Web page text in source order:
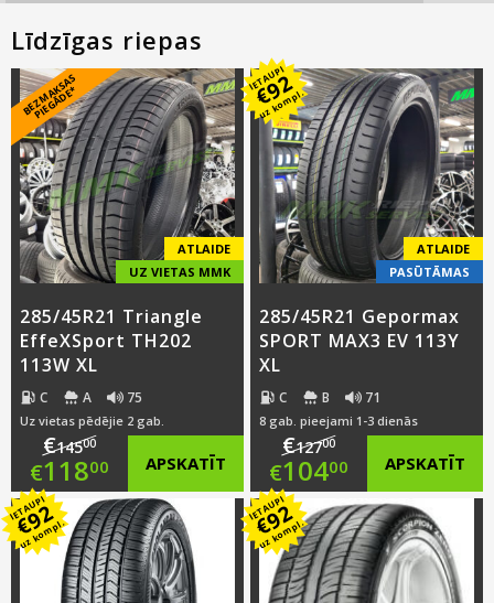
Līdzīgas riepas
B
E
Z
M
A
K
S
A
S
PI
E
G
Ā
D
E
*
ATLAIDE
UZ VIETAS MMK
285/45R21 Triangle
EffeXSport TH202
113W XL
C A 75
Uz vietas pēdējie 2 gab.
€14500
Original
price
was:
€145.00.
€11800
Current
price
is:
APSKATĪT
IETAUPI
€92
uz kompl.
ATLAIDE
PASŪTĀMAS
285/45R21 Gepormax
SPORT MAX3 EV 113Y
XL
C B 71
8 gab. pieejami 1-3 dienās
€12700
Original
price
was:
€127.00.
€10400
Current
price
is:
APSKATĪT
IETAUPI
€92
uz kompl.
IETAUPI
€92
uz kompl.